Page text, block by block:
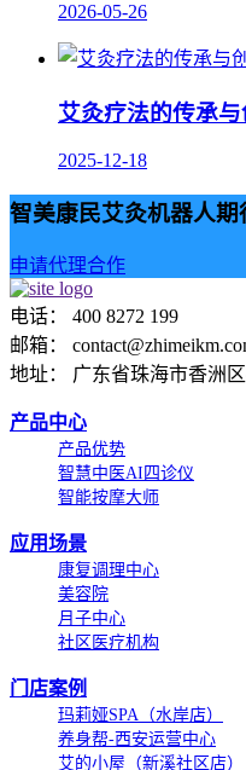
2026-05-26
艾灸疗法的传承
2025-12-18
智美康民艾灸机器人
申请代理合作
电话： 400 8272 199
邮箱：
地址： 广东省珠海市香洲
产品中心
产品优势
智慧中医AI四诊仪
智能按摩大师
应用场景
康复调理中心
美容院
月子中心
社区医疗机构
门店案例
玛莉娅SPA（水岸店）
养身帮-西安运营中心
艾的小屋（新溪社区店）